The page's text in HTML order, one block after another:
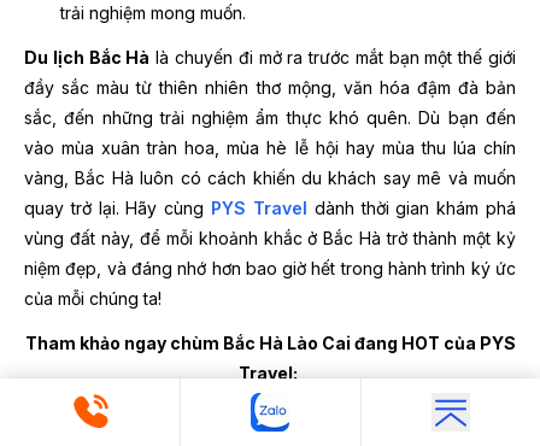
trải nghiệm mong muốn.
Du lịch Bắc Hà là chuyến đi mở ra trước mắt bạn một thế giới
đầy sắc màu từ thiên nhiên thơ mộng, văn hóa đậm đà bản
sắc, đến những trải nghiệm ẩm thực khó quên. Dù bạn đến
vào mùa xuân tràn hoa, mùa hè lễ hội hay mùa thu lúa chín
vàng, Bắc Hà luôn có cách khiến du khách say mê và muốn
quay trở lại. Hãy cùng PYS Travel dành thời gian khám phá
vùng đất này, để mỗi khoảnh khắc ở Bắc Hà trở thành một kỷ
niệm đẹp, và đáng nhớ hơn bao giờ hết trong hành trình ký ức
của mỗi chúng ta!
Tham khảo ngay chùm Bắc Hà Lào Cai đang HOT của PYS
Travel:
Tour du lịch Lào Cai